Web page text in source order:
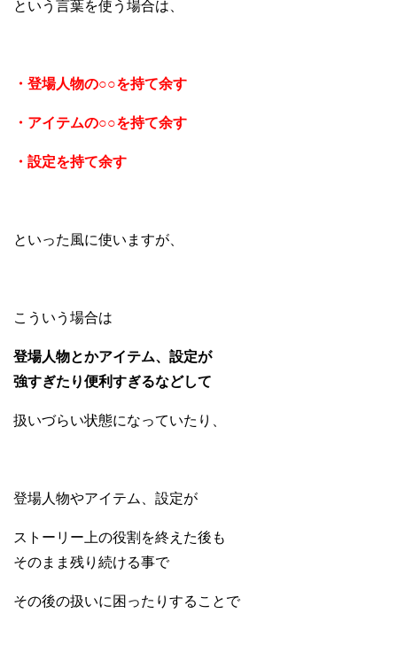
という言葉を使う場合は、
・登場人物の○○を持て余す
・アイテムの○○を持て余す
・設定を持て余す
といった風に使いますが、
こういう場合は
登場人物とかアイテム、設定が
強すぎたり便利すぎるなどして
扱いづらい状態になっていたり、
登場人物やアイテム、設定が
ストーリー上の役割を終えた後も
そのまま残り続ける事で
その後の扱いに困ったりすることで